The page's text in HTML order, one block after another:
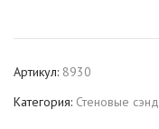
Артикул: 8930
Категория: Стеновые